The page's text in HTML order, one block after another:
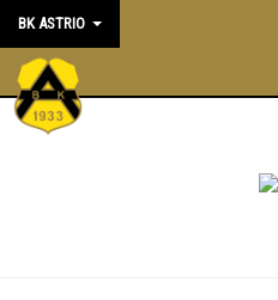
BK ASTRIO
HEM